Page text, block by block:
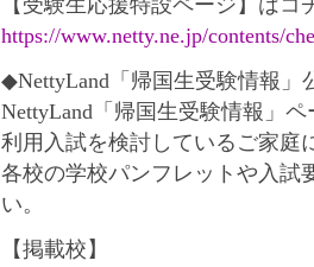
【受験生応援特設ページ】はコ
https://www.netty.ne.jp/contents/
◆NettyLand「帰国生受験情報」
NettyLand「帰国生受験情報」
利用入試を検討しているご家庭
各校の学校パンフレットや入試
い。
【掲載校】